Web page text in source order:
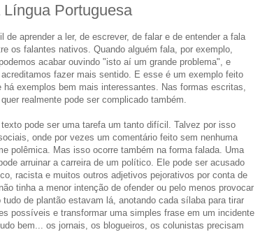
Portuguesa
de aprender a ler, de escrever, de falar e de entender a fala
os falantes nativos. Quando alguém fala, por exemplo,
acabar ouvindo "isto aí um grande problema", e
fazer mais sentido. E esse é um exemplo feito
exemplos bem mais interessantes. Nas formas escritas,
realmente pode ser complicado também.
pode ser uma tarefa um tanto difícil. Talvez por isso
onde por vezes um comentário feito sem nenhuma
polêmica. Mas isso ocorre também na forma falada. Uma
arruinar a carreira de um político. Ele pode ser acusado
racista e muitos outros adjetivos pejorativos por conta de
tinha a menor intenção de ofender ou pelo menos provocar
de plantão estavam lá, anotando cada sílaba para tirar
possíveis e transformar uma simples frase em um incidente
bem... os jornais, os blogueiros, os colunistas precisam